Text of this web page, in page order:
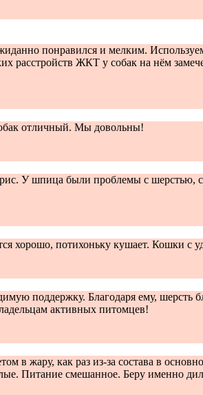
понравился и мелким.
расстройств ЖКТ у собак на нём
отличный. Мы довольны!
У шпица были проблемы с шерстью,
хорошо, потихоньку кушает. Кошки с
поддержку. Благодаря ему,
активных питомцев!
жару, как раз из-за состава в
Питание смешанное. Беру именно